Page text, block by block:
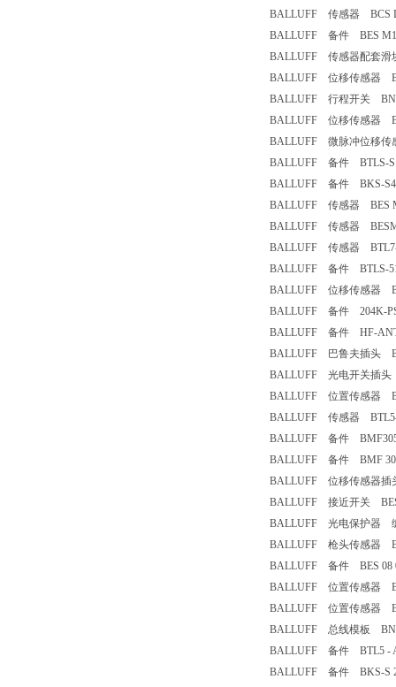
BALLUFF 传感器 BCS
BALLUFF 备件 BES
BALLUFF 传感器配套滑
BALLUFF 位移传感器
BALLUFF 行程开关 BNS
BALLUFF 位移传感器
BALLUFF 微脉冲位移传
BALLUFF 备件 BTLS-
BALLUFF 备件 BKS-
BALLUFF 传感器 BES
BALLUFF 传感器
BALLUFF 传感器 BTL7-
BALLUFF 备件 BTLS-
BALLUFF 位移传感器
BALLUFF 备件 204K-
BALLUFF 备件 HF-
BALLUFF 巴鲁夫插头
BALLUFF 光电开关插头
BALLUFF 位置传感器
BALLUFF 传感器 BTL5-
BALLUFF 备件
BALLUFF 备件 BMF
BALLUFF 位移传感器插
BALLUFF 接近开关 BES
BALLUFF 光电保护器 编
BALLUFF 枪头传感器
BALLUFF 备件 BES 08
BALLUFF 位置传感器
BALLUFF 位置传感器
BALLUFF 总线模板 BNI
BALLUFF 备件 BTL5 -
BALLUFF 备件 BKS-S